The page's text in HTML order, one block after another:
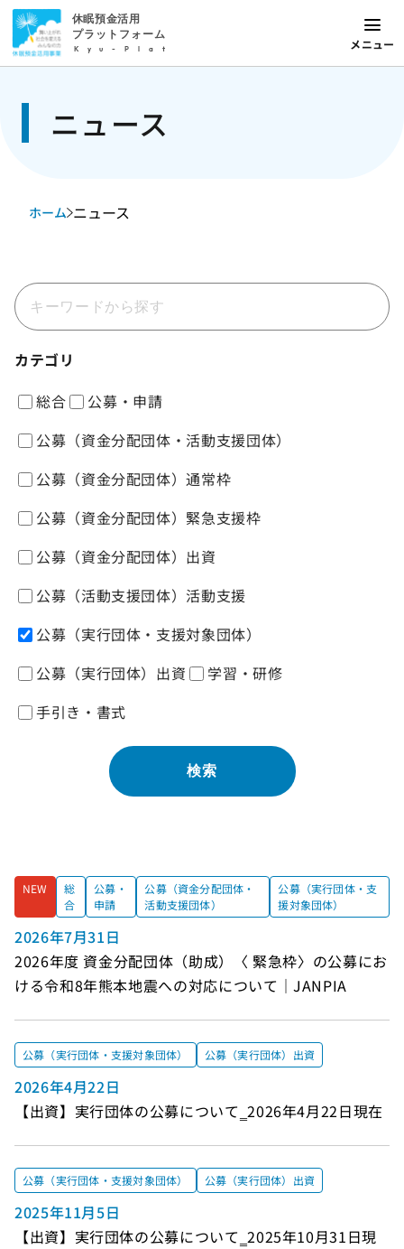
休眠預金活用
プラットフォーム
Kyu-Plat メニュー
ニュース
ホーム ニュース
カテゴリ
総合
公募・申請
公募（資金分配団体・活動支援団体）
公募（資金分配団体）通常枠
公募（資金分配団体）緊急支援枠
公募（資金分配団体）出資
公募（活動支援団体）活動支援
公募（実行団体・支援対象団体）
公募（実行団体）出資
学習・研修
手引き・書式
NEW
総
合
公募・
申請
公募（資金分配団体・
活動支援団体）
公募（実行団体・支
援対象団体）
2026年7月31日
2026年度 資金分配団体（助成）〈 緊急枠〉の公募にお
ける令和8年熊本地震への対応について｜JANPIA
公募（実行団体・支援対象団体） 公募（実行団体）出資
2026年4月22日
【出資】実行団体の公募について‗2026年4月22日現在
公募（実行団体・支援対象団体） 公募（実行団体）出資
2025年11月5日
【出資】実行団体の公募について‗2025年10月31日現